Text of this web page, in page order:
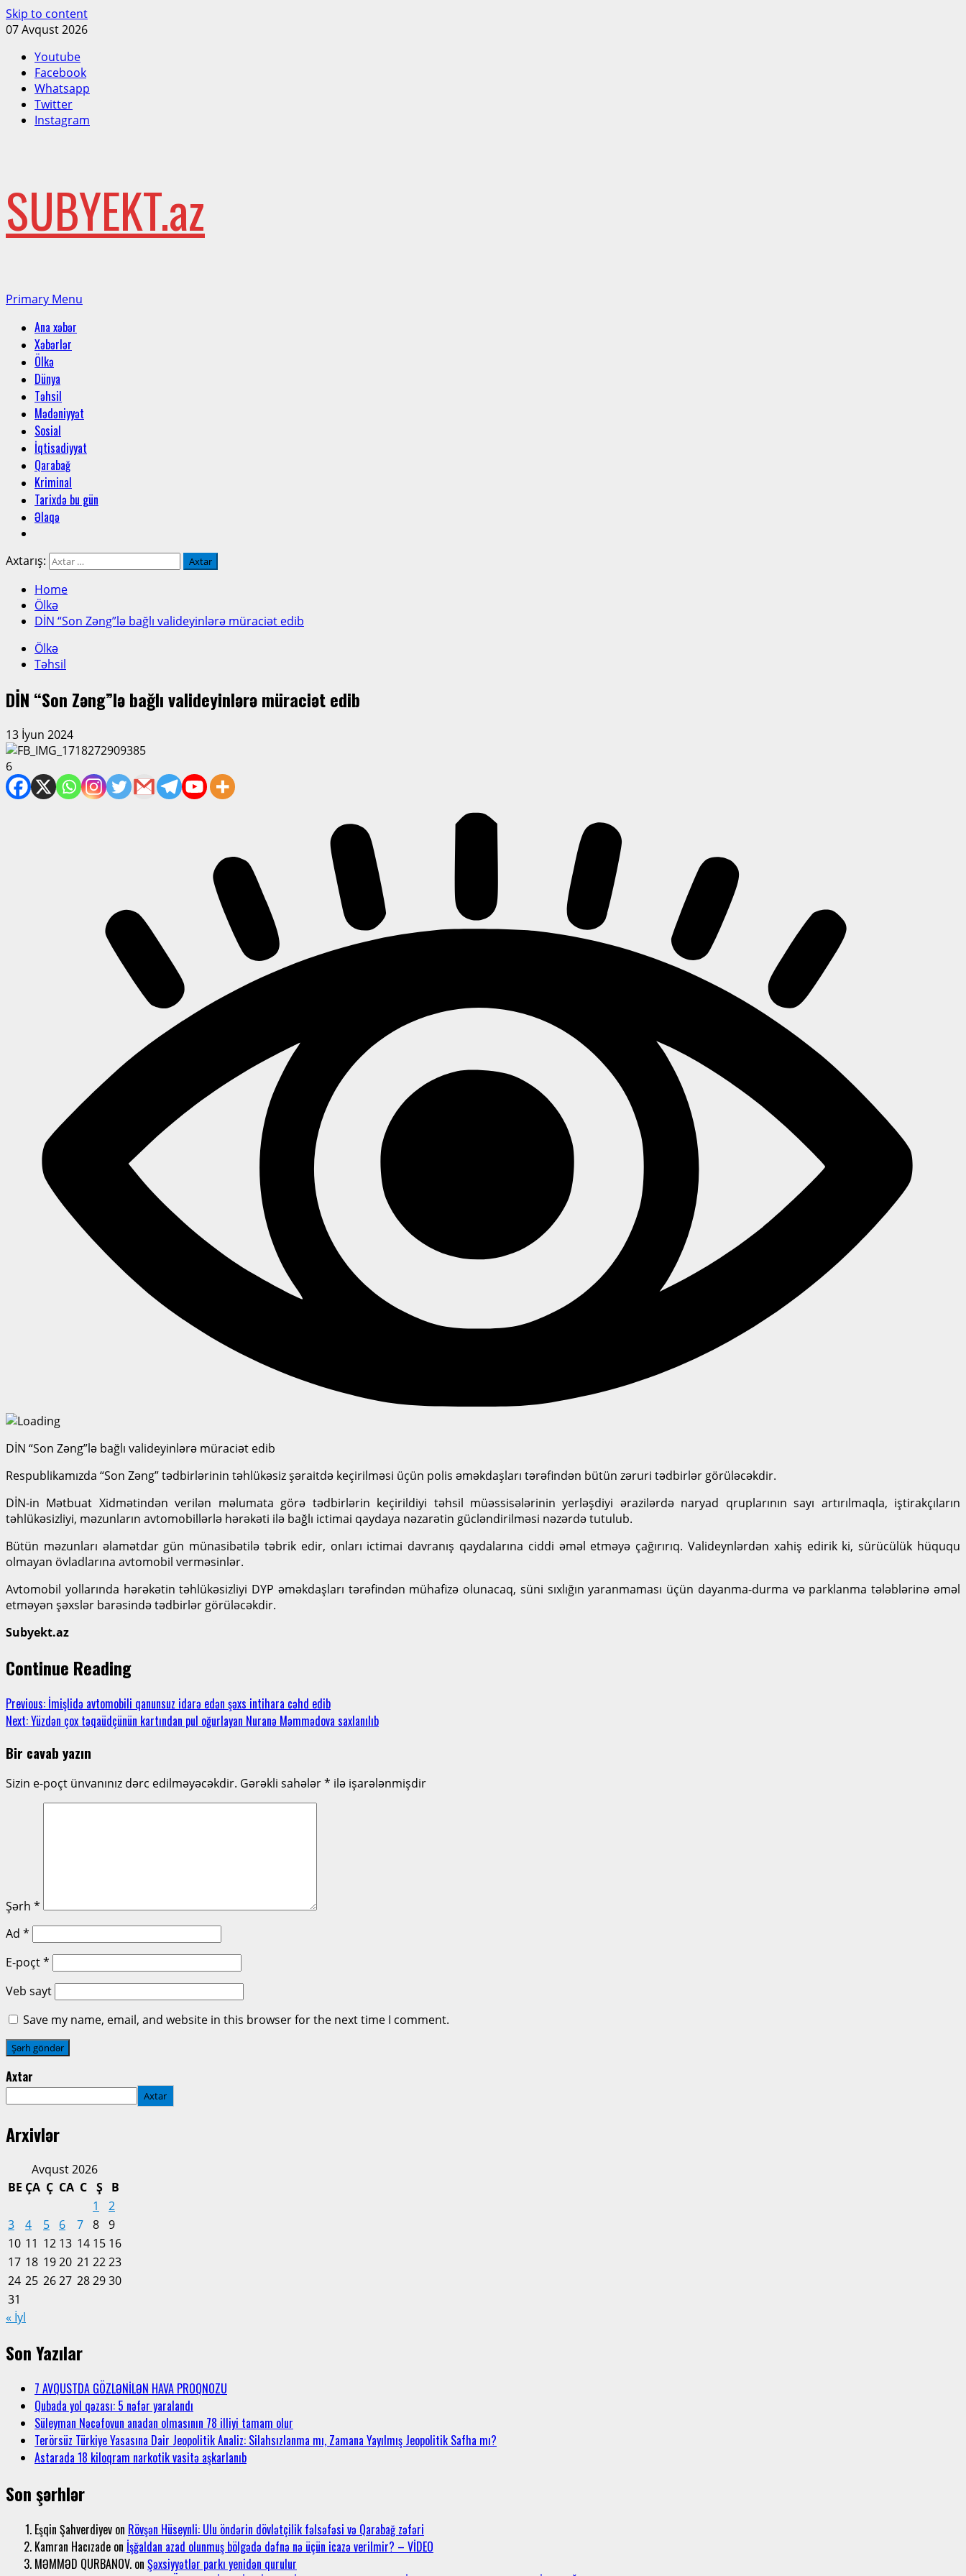
Skip to content
07 Avqust 2026
Youtube
Facebook
Whatsapp
Twitter
Instagram
SUBYEKT.az
Primary Menu
Ana xəbər
Xəbərlər
Ölkə
Dünya
Təhsil
Mədəniyyət
Sosial
İqtisadiyyat
Qarabağ
Kriminal
Tarixdə bu gün
Əlaqə
Axtarış:
Home
Ölkə
DİN “Son Zəng”lə bağlı valideyinlərə müraciət edib
Ölkə
Təhsil
DİN “Son Zəng”lə bağlı valideyinlərə müraciət edib
13 İyun 2024
6
DİN “Son Zəng”lə bağlı valideyinlərə müraciət edib
Respublikamızda “Son Zəng” tədbirlərinin təhlükəsiz şəraitdə keçirilməsi üçün polis əməkdaşları tərəfindən bütün zəruri tədbirlər görüləcəkdir.
DİN-in Mətbuat Xidmətindən verilən məlumata görə tədbirlərin keçirildiyi təhsil müəssisələrinin yerləşdiyi ərazilərdə naryad qruplarının sayı artırılmaqla, iştirakçıların
təhlükəsizliyi, məzunların avtomobillərlə hərəkəti ilə bağlı ictimai qaydaya nəzarətin gücləndirilməsi nəzərdə tutulub.
Bütün məzunları əlamətdar gün münasibətilə təbrik edir, onları ictimai davranış qaydalarına ciddi əməl etməyə çağırırıq. Valideynlərdən xahiş edirik ki, sürücülük hüququ
olmayan övladlarına avtomobil verməsinlər.
Avtomobil yollarında hərəkətin təhlükəsizliyi DYP əməkdaşları tərəfindən mühafizə olunacaq, süni sıxlığın yaranmaması üçün dayanma-durma və parklanma tələblərinə əməl
etməyən şəxslər barəsində tədbirlər görüləcəkdir.
Subyekt.az
Continue Reading
Previous: İmişlidə avtomobili qanunsuz idarə edən şəxs intihara cəhd edib
Next:Yüzdən çox təqaüdçünün kartından pul oğurlayan Nuranə Məmmədova saxlanılıb
Bir cavab yazın
Sizin e-poçt ünvanınız dərc edilməyəcəkdir. Gərəkli sahələr* ilə işarələnmişdir
Şərh *
Ad *
E-poçt*
Veb sayt
Save my name, email, and website in this browser for the next time I comment.
Axtar
Axtar
Arxivlər
Avqust 2026
BE ÇA Ç CA C Ş
B
1
2
3
4 5 6 7 8 9
10 11 12 13 14 15 16
17 18 1920 21 2223
24 25 2627 282930
31
« İyl
Son Yazılar
7 AVQUSTDA GÖZLƏNİLƏN HAVA PROQNOZU
Qubada yol qəzası: 5 nəfər yaralandı
Süleyman Nəcəfovun anadan olmasının 78 illiyi tamam olur
Terörsüz Türkiye Yasasına Dair Jeopolitik Analiz: Silahsızlanma mı, Zamana Yayılmış Jeopolitik Safha mı?
Astarada 18 kiloqram narkotik vasitə aşkarlanıb
Son şərhlər
Eşqin Şahverdiyev on Rövşən Hüseynli: Ulu öndərin dövlətçilik fəlsəfəsi və Qarabağ zəfəri
Kamran Hacızade on İşğaldan azad olunmuş bölgədə dəfnə nə üçün icazə verilmir? – VİDEO
MƏMMƏD QURBANOV. on Şəxsiyyətlər parkı yenidən qurulur